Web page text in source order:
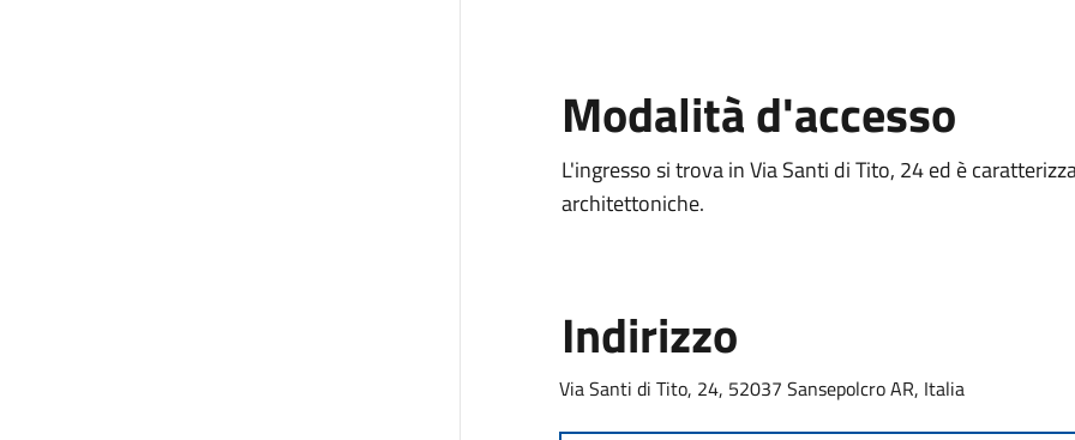
Modalità d'accesso
L'ingresso si trova in Via Santi di Tito, 24 ed è
architettoniche.
Indirizzo
Via Santi di Tito, 24, 52037 Sansepolcro AR, Italia